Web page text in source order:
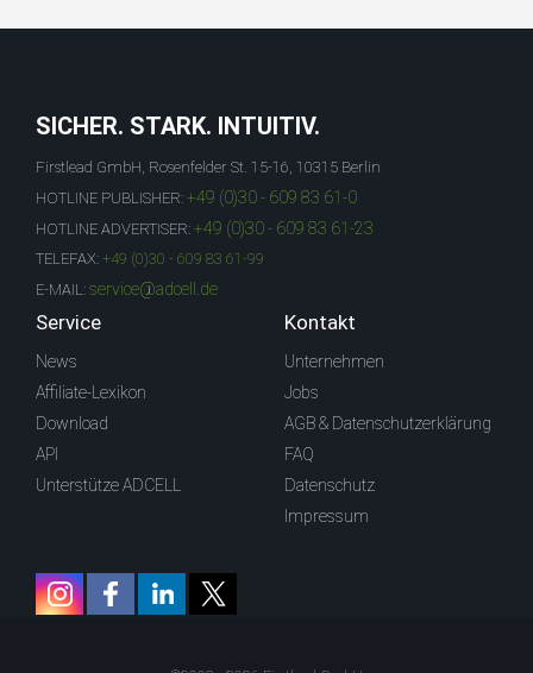
SICHER. STARK. INTUITIV.
Firstlead GmbH, Rosenfelder St. 15-16, 10315 Berlin
HOTLINE PUBLISHER: +49 (0)30 - 609 83 61-0
HOTLINE ADVERTISER: +49 (0)30 - 609 83 61-23
TELEFAX: +49 (0)30 - 609 83 61-99
E-MAIL: service@adcell.de
Service
News
Affiliate-Lexikon
Download
API
Unterstütze ADCELL
Kontakt
Unternehmen
Jobs
AGB & Datenschutzerklärung
FAQ
Datenschutz
Impressum